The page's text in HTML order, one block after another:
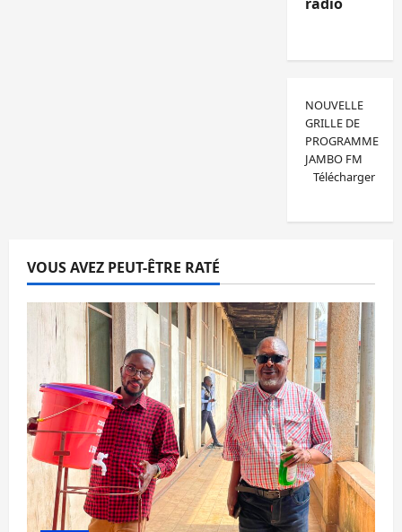
NOUVELLE
GRILLE DE
PROGRAMME
JAMBO FM
Télécharger
VOUS AVEZ PEUT-ÊTRE RATÉ